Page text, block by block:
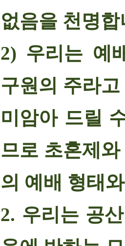
없음을 천명합
2) 우리는 예
구원의 주라
미암아 드릴
므로 초혼제
의 예배 형태
2. 우리는 공